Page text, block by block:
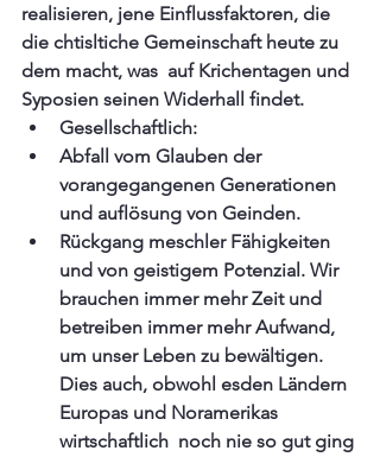
realisieren, jene Einflussfaktoren, die
die chtisltiche Gemeinschaft heute zu
dem macht, was  auf Krichentagen und
Syposien seinen Widerhall findet.
Gesellschaftlich:
Abfall vom Glauben der
vorangegangenen Generationen
und auflösung von Geinden.
Rückgang meschler Fähigkeiten
und von geistigem Potenzial. Wir
brauchen immer mehr Zeit und
betreiben immer mehr Aufwand,
um unser Leben zu bewältigen.
Dies auch, obwohl esden Ländern
Europas und Noramerikas
wirtschaftlich  noch nie so gut ging